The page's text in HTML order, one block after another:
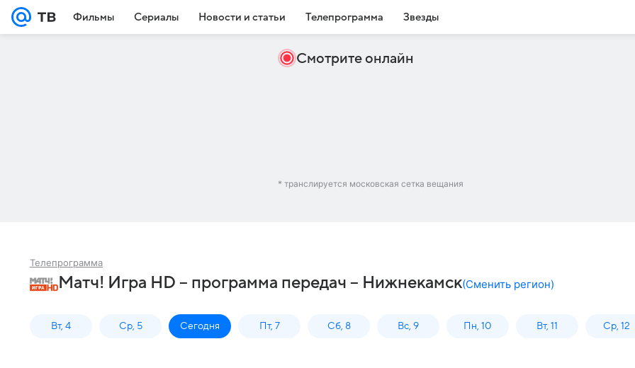
Фильмы Сериалы Новости и статьи Телепрограмма Звезды
Смотрите онлайн
* транслируется московская сетка вещания
Телепрограмма
Матч! Игра HD – программа передач – Нижнекамск(Сменить регион)
Вт, 4 Ср, 5 Сегодня Пт, 7 Сб, 8 Вс, 9 Пн, 10 Вт, 11 Ср, 12